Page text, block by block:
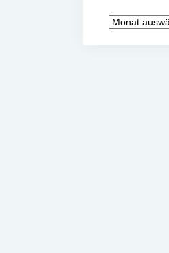
Archiv